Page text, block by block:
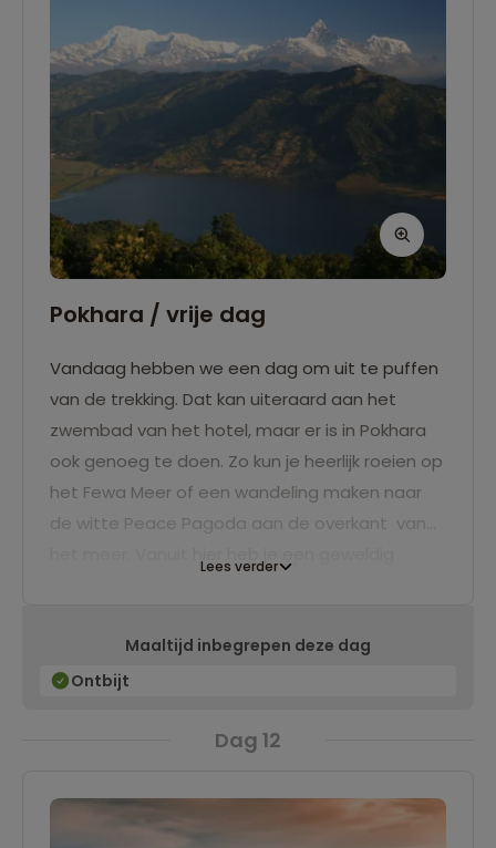
Pokhara / vrije dag
Vandaag hebben we een dag om uit te puffen
van de trekking. Dat kan uiteraard aan het
zwembad van het hotel, maar er is in Pokhara
ook genoeg te doen. Zo kun je heerlijk roeien op
het Fewa Meer of een wandeling maken naar
de witte Peace Pagoda aan de overkant van
tochtje langs het meer!
Lees verder
Maaltijd inbegrepen deze dag
Ontbijt
Dag 12